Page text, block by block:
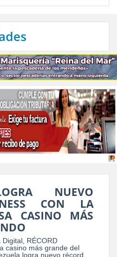
NUEVO
CON LA
CASINO MÁS